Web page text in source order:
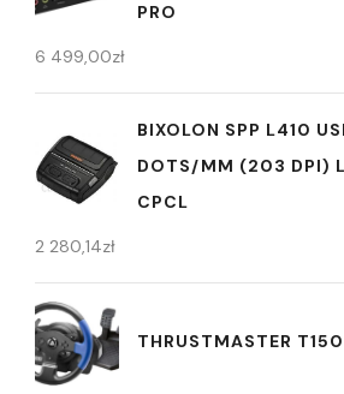
PRO
6 499,00zł
BIXOLON SPP L410
DOTS/MM (203 DPI)
CPCL
2 280,14zł
THRUSTMASTER